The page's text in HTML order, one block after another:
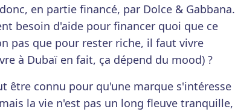
en partie financé, par Dolce & Gabbana.
besoin d'aide pour financer quoi que ce
pas que pour rester riche, il faut vivre
à Dubaï en fait, ça dépend du mood) ?
être connu pour qu'une marque s'intéresse
la vie n'est pas un long fleuve tranquille,